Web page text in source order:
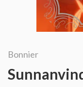
Bonnier